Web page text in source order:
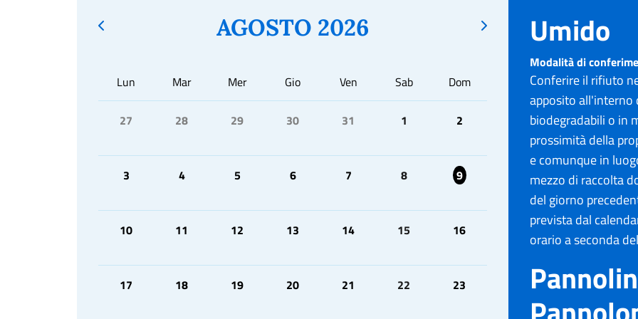
AGOSTO 2026
Lun Mar Mer Gio Ven Sab Dom
27 28 29 30 31 1 2
3 4 5 6 7 8 9
10 11 12 13 14 15 16
17 18 19 20 21 22 23
Umido
Modalità di
Conferire il rifiuto
apposito all'interno
biodegradabili o in
prossimità della
e comunque in
mezzo di raccolta
del giorno
prevista dal
orario a seconda